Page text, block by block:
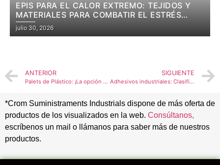
EPIS PARA EL CALOR EXTREMO: TEJIDOS Y
MATERIALES PARA COMBATIR EL ESTRÉS
TÉRMICO
julio 30, 2026
ANTERIOR
Palets de Plástico: ¡La opción más sostenible, resistente y rentable para tu negocio!
SIGUIENTE
Adhesivos industriales: Clasificación y Ejemplos
*Crom Suministraments Industrials dispone de más oferta de
productos de los visualizados en la web. Consúltanos,
escríbenos un mail o llámanos para saber más de nuestros
productos.